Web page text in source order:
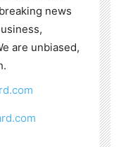
news
are unbiased,